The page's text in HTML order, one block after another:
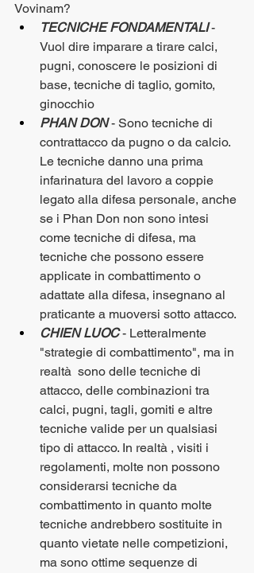
Vovinam?
TECNICHE FONDAMENTALI -
Vuol dire imparare a tirare calci,
pugni, conoscere le posizioni di
base, tecniche di taglio, gomito,
ginocchio
PHAN DON - Sono tecniche di
contrattacco da pugno o da calcio.
Le tecniche danno una prima
infarinatura del lavoro a coppie
legato alla difesa personale, anche
se i Phan Don non sono intesi
come tecniche di difesa, ma
tecniche che possono essere
applicate in combattimento o
adattate alla difesa, insegnano al
praticante a muoversi sotto attacco.
CHIEN LUOC - Letteralmente
"strategie di combattimento", ma in
realtà  sono delle tecniche di
attacco, delle combinazioni tra
calci, pugni, tagli, gomiti e altre
tecniche valide per un qualsiasi
tipo di attacco. In realtà , visiti i
regolamenti, molte non possono
considerarsi tecniche da
combattimento in quanto molte
tecniche andrebbero sostituite in
quanto vietate nelle competizioni,
ma sono ottime sequenze di